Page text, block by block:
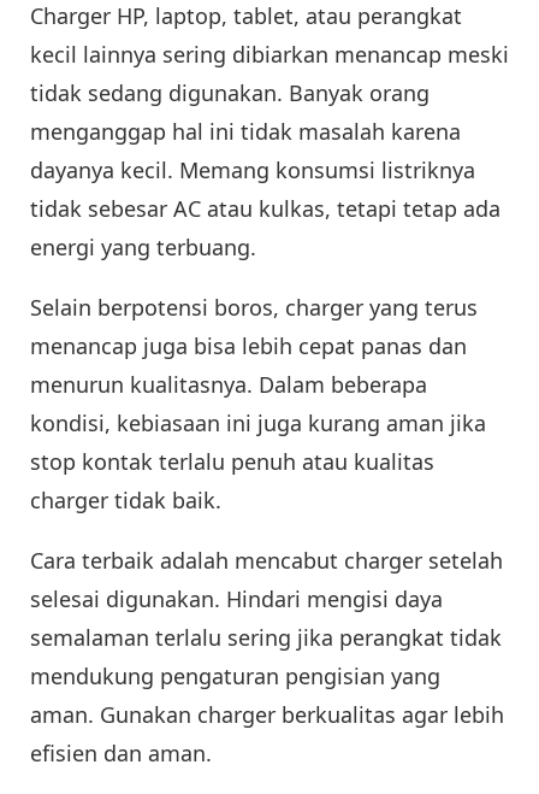
Charger HP, laptop, tablet, atau perangkat
kecil lainnya sering dibiarkan menancap meski
tidak sedang digunakan. Banyak orang
menganggap hal ini tidak masalah karena
dayanya kecil. Memang konsumsi listriknya
tidak sebesar AC atau kulkas, tetapi tetap ada
energi yang terbuang.
Selain berpotensi boros, charger yang terus
menancap juga bisa lebih cepat panas dan
menurun kualitasnya. Dalam beberapa
kondisi, kebiasaan ini juga kurang aman jika
stop kontak terlalu penuh atau kualitas
charger tidak baik.
Cara terbaik adalah mencabut charger setelah
selesai digunakan. Hindari mengisi daya
semalaman terlalu sering jika perangkat tidak
mendukung pengaturan pengisian yang
aman. Gunakan charger berkualitas agar lebih
efisien dan aman.